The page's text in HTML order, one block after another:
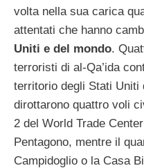
volta nella sua carica
attentati che hanno
Uniti e del mondo.
terroristi di al-Qa’ida
territorio degli Stati Uniti
dirottarono quattro voli
2 del World Trade
Pentagono, mentre il
Campidoglio o la Casa